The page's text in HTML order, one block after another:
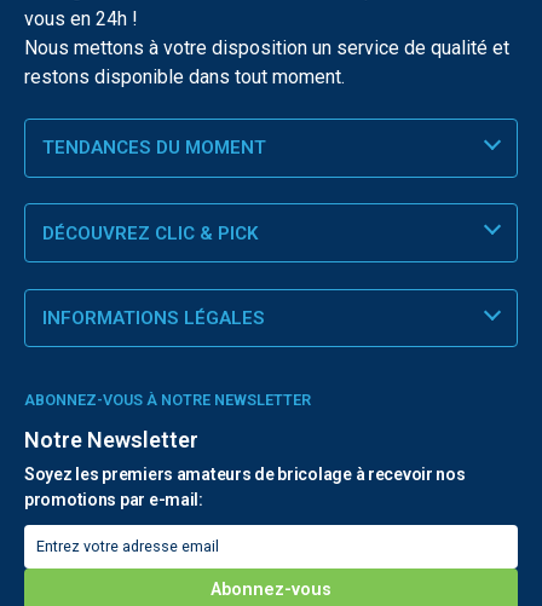
vous en 24h !
Nous mettons à votre disposition un service de qualité et
restons disponible dans tout moment.
TENDANCES DU MOMENT
DÉCOUVREZ CLIC & PICK
INFORMATIONS LÉGALES
ABONNEZ-VOUS À NOTRE NEWSLETTER
Notre Newsletter
Soyez les premiers amateurs de bricolage à recevoir nos
promotions par e-mail: